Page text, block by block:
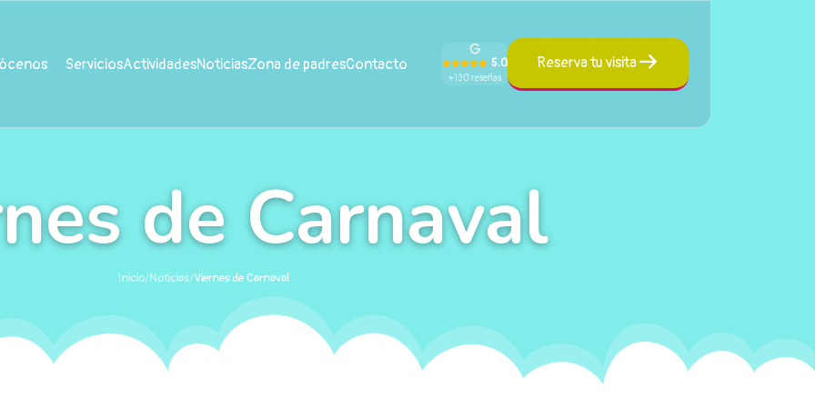
ServiciosActividadesNoticiasZona de padresContacto 5.0
+130 reseñas
Reserva tu visita
de Carnaval
Inicio/Noticias/Viernes de Carnaval